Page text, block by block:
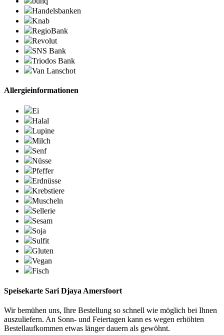
Handelsbanken
Knab
RegioBank
Revolut
SNS Bank
Triodos Bank
Van Lanschot
Allergieinformationen
Ei
Halal
Lupine
Milch
Senf
Nüsse
Pfeffer
Erdnüsse
Krebstiere
Muscheln
Sellerie
Sesam
Soja
Sulfit
Gluten
Vegan
Fisch
Speisekarte Sari Djaya Amersfoort
Wir bemühen uns, Ihre Bestellung so schnell wie möglich bei Ihnen
auszuliefern. An Sonn- und Feiertagen kann es wegen erhöhten
Bestellaufkommen etwas länger dauern als gewöhnt.